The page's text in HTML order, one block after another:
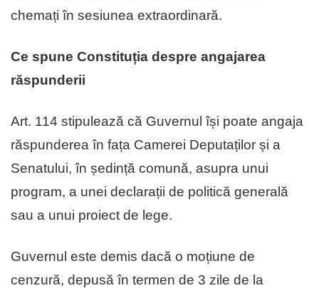
chemați în sesiunea extraordinară.
Ce spune Constituția despre angajarea
răspunderii
Art. 114 stipulează că Guvernul își poate angaja
răspunderea în fața Camerei Deputaților și a
Senatului, în ședință comună, asupra unui
program, a unei declarații de politică generală
sau a unui proiect de lege.
Guvernul este demis dacă o moțiune de
cenzură, depusă în termen de 3 zile de la